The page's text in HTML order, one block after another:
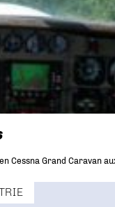
Cessna Grand Caravan